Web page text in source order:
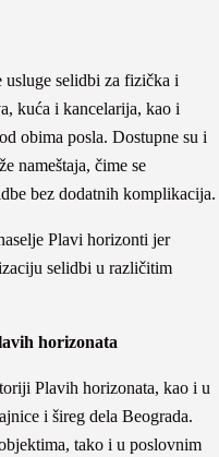
usluge selidbi za fizička i
kuća i kancelarija, kao i
obima posla. Dostupne su i
nameštaja, čime se
bez dodatnih komplikacija.
Plavi horizonti jer
selidbi u različitim
horizonata
Plavih horizonata, kao i u
i šireg dela Beograda.
tako i u poslovnim